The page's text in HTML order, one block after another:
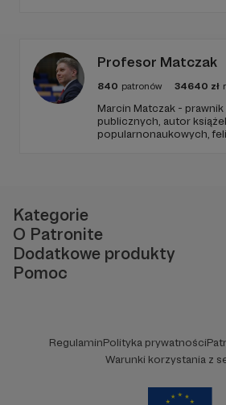
Profesor Matczak
840 patronów 34640 zł
Marcin Matczak -
publicznych, autor
popularnonaukowych,
Kategorie
O Patronite
Dodatkowe produkty
Pomoc
RegulaminPolityka prywatności
Warunki korzystania z